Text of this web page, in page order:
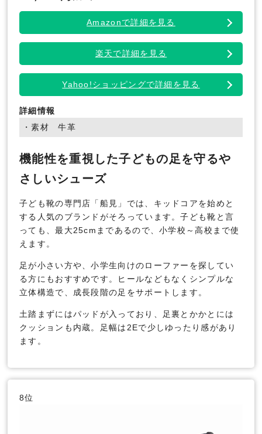
Amazonで詳細を見る
楽天で詳細を見る
Yahoo!ショッピングで詳細を見る
詳細情報
・素材 牛革
機能性を重視した子どもの足を守るや
さしいシューズ
子ども靴の専門店「船見」では、キッドコアを始めと
する人気のブランドがそろっています。子ども靴と言
っても、最大25cmまであるので、小学校～高校まで使
えます。
足が小さい方や、小学生向けのローファーを探してい
る方にもおすすめです。ヒールなどもなくシンプルな
立体構造で、成長段階の足をサポートします。
土踏まずにはパッドが入っており、足裏とかかとには
クッションも内蔵。足幅は2Eで少しゆったり感があり
ます。
8位